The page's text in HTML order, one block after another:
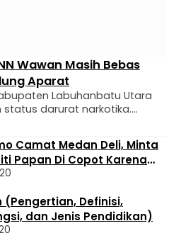
Wawan Masih Bebas
Aparat
Labuhanbatu Utara
darurat narkotika.
Hadi Qurniawan
diduga masih leluasa
hitam sabu di wilayah Kualuh
melalui kaki tangannya, meski
Orang (DPO).
gurita bisnis haram ini
di …
Camat Medan Deli, Minta
Papan Di Copot Karena
Warganya
(Pengertian, Definisi,
dan Jenis Pendidikan)